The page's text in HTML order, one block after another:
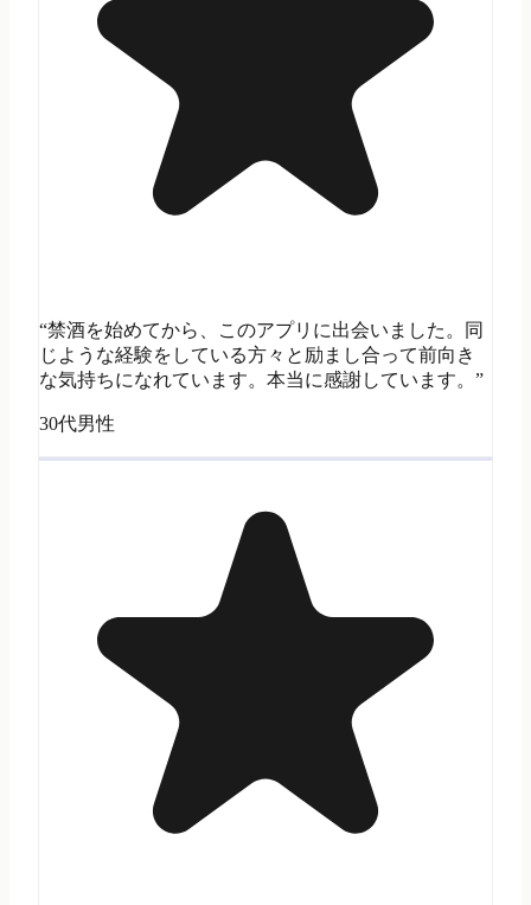
“禁酒を始めてから、このアプリに出会いました。同
じような経験をしている方々と励まし合って前向き
な気持ちになれています。本当に感謝しています。”
30代男性